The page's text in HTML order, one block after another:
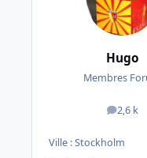
Hugo
Membres
2,6 k
Ville :Stockholm